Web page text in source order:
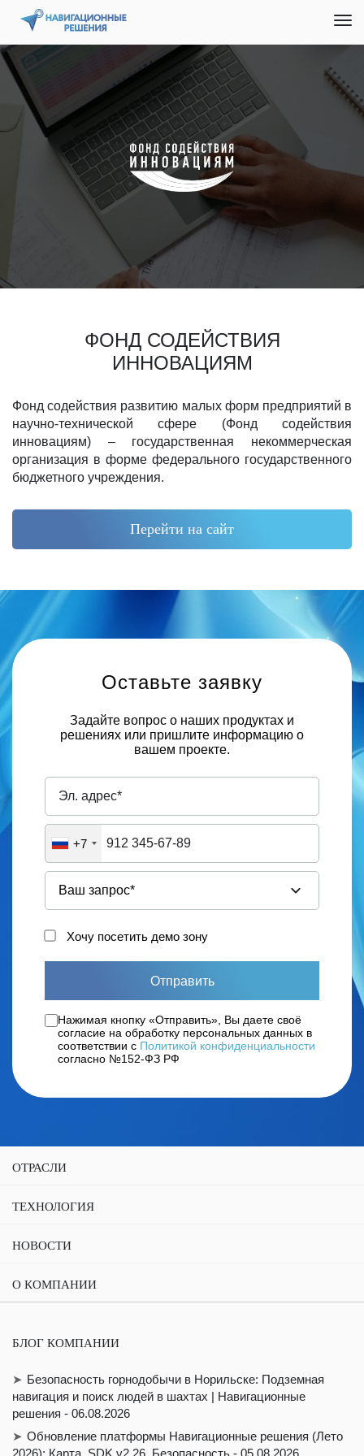
ФОНД СОДЕЙСТВИЯ
ИННОВАЦИЯМ
Фонд содействия развитию малых форм предприятий в
научно-технической сфере (Фонд содействия
инновациям) – государственная некоммерческая
организация в форме федерального государственного
бюджетного учреждения.
Перейти на сайт
Оставьте заявку
Задайте вопрос о наших продуктах и
решениях или пришлите информацию о
вашем проекте.
+7
Хочу посетить демо зону
Отправить
Нажимая кнопку «Отправить», Вы даете своё
согласие на обработку персональных данных в
соответствии с Политикой конфиденциальности
согласно №152-ФЗ РФ
ОТРАСЛИ
ТЕХНОЛОГИЯ
НОВОСТИ
О КОМПАНИИ
БЛОГ КОМПАНИИ
Безопасность горнодобычи в Норильске: Подземная
навигация и поиск людей в шахтах | Навигационные
решения - 06.08.2026
Обновление платформы Навигационные решения (Лето
2026): Карта, SDK v2.26, Безопасность - 05.08.2026